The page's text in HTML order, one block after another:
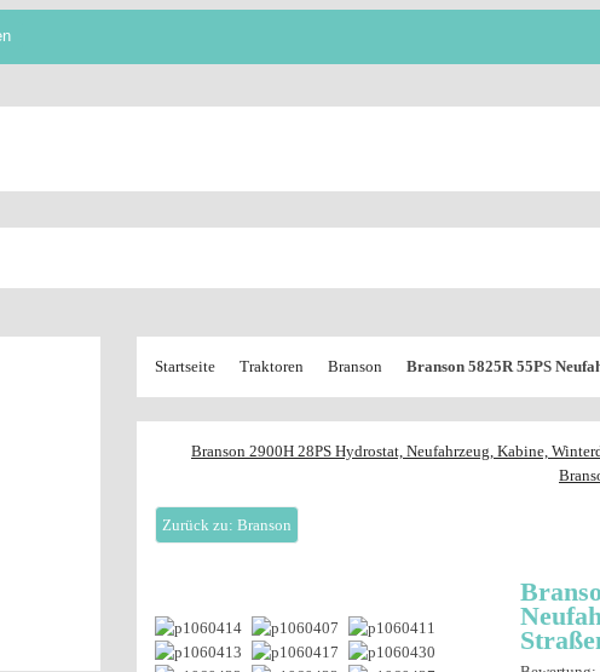
Startseite Traktoren Branson Branson 5825R 55PS
Branson 2900H 28PS Hydrostat, Neufahrzeug, Kabine,
Zurück zu: Branson